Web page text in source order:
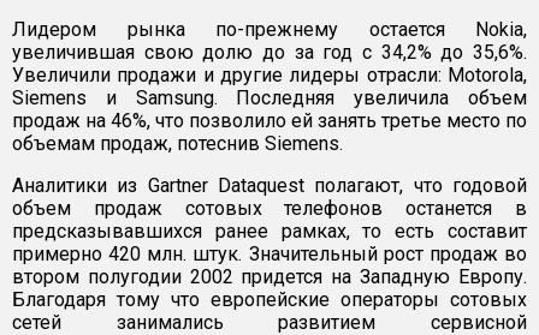
Лидером рынка по-прежнему остается Nokia,
увеличившая свою долю до за год с 34,2% до 35,6%.
Увеличили продажи и другие лидеры отрасли: Motorola,
Siemens и Samsung. Последняя увеличила объем
продаж на 46%, что позволило ей занять третье место по
объемам продаж, потеснив Siemens.
Аналитики из Gartner Dataquest полагают, что годовой
объем продаж сотовых телефонов останется в
предсказывавшихся ранее рамках, то есть составит
примерно 420 млн. штук. Значительный рост продаж во
втором полугодии 2002 придется на Западную Европу.
Благодаря тому что европейские операторы сотовых
сетей занимались развитием сервисной